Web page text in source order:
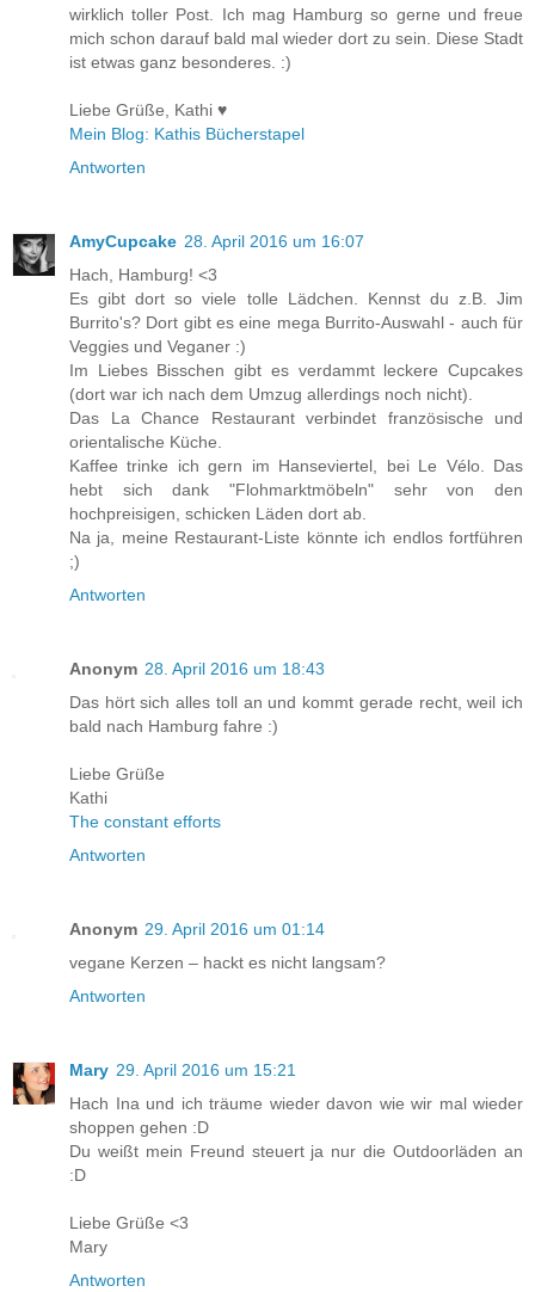
wirklich toller Post. Ich mag Hamburg so gerne und freue
mich schon darauf bald mal wieder dort zu sein. Diese Stadt
ist etwas ganz besonderes. :)
Liebe Grüße, Kathi ♥
Mein Blog: Kathis Bücherstapel
Antworten
AmyCupcake 28. April 2016 um 16:07
Hach, Hamburg! <3
Es gibt dort so viele tolle Lädchen. Kennst du z.B. Jim
Burrito's? Dort gibt es eine mega Burrito-Auswahl - auch für
Veggies und Veganer :)
Im Liebes Bisschen gibt es verdammt leckere Cupcakes
(dort war ich nach dem Umzug allerdings noch nicht).
Das La Chance Restaurant verbindet französische und
orientalische Küche.
Kaffee trinke ich gern im Hanseviertel, bei Le Vélo. Das
hebt sich dank "Flohmarktmöbeln" sehr von den
hochpreisigen, schicken Läden dort ab.
Na ja, meine Restaurant-Liste könnte ich endlos fortführen
;)
Antworten
Anonym 28. April 2016 um 18:43
Das hört sich alles toll an und kommt gerade recht, weil ich
bald nach Hamburg fahre :)
Liebe Grüße
Kathi
The constant efforts
Antworten
Anonym 29. April 2016 um 01:14
vegane Kerzen – hackt es nicht langsam?
Antworten
Mary 29. April 2016 um 15:21
Hach Ina und ich träume wieder davon wie wir mal wieder
shoppen gehen :D
Du weißt mein Freund steuert ja nur die Outdoorläden an
:D
Liebe Grüße <3
Mary
Antworten